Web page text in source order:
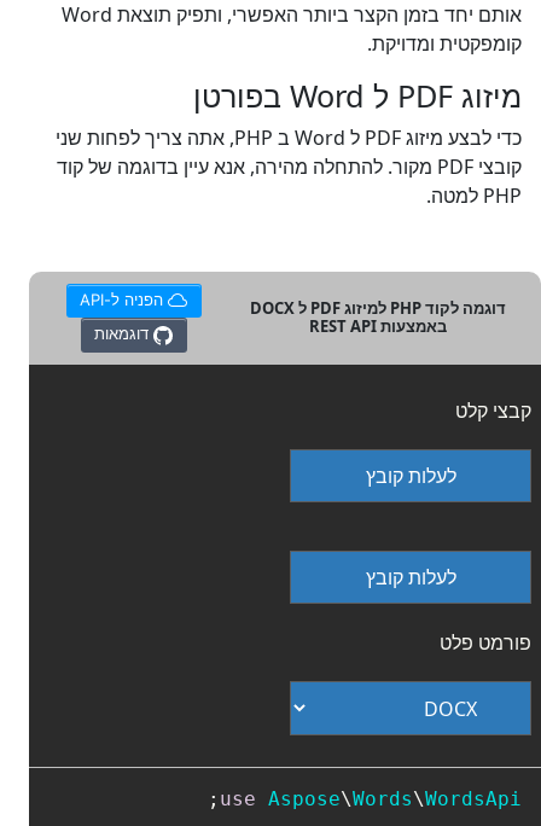
אותם יחד בזמן הקצר ביותר האפשרי, ותפיק תוצאת Word
קומפקטית ומדויקת.
מיזוג PDF ל Word בפורטן
כדי לבצע מיזוג PDF ל Word ב PHP, אתה צריך לפחות שני
קובצי PDF מקור. להתחלה מהירה, אנא עיין בדוגמה של קוד
PHP למטה.
דוגמה לקוד PHP למיזוג PDF ל DOCX
באמצעות REST API
הפניה ל-API
דוגמאות
קבצי קלט
לעלות קובץ
לעלות קובץ
פורמט פלט
use Aspose\Words\WordsApi